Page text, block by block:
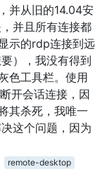
并从旧的14.04安
并且所有连接都
示的rdp连接到远
），我没有得到
色工具栏。使用
开会话连接，因
其杀死，我唯一
这个问题，因为
remote-desktop